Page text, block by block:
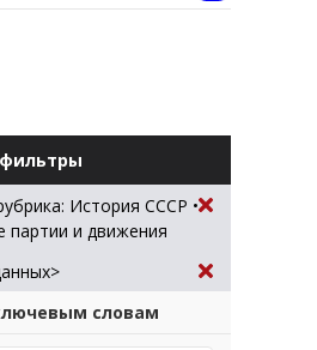
История СССР •
партии и движения
словам